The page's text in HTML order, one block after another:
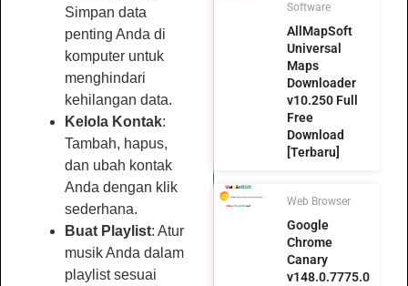
Simpan data
penting Anda di
komputer untuk
menghindari
kehilangan data.
Kelola Kontak:
Tambah, hapus,
dan ubah kontak
Anda dengan klik
sederhana.
Buat Playlist: Atur
musik Anda dalam
playlist sesuai
Software
AllMapSoft
Universal
Maps
Downloader
v10.250 Full
Free
Download
[Terbaru]
Web Browser
Google
Chrome
Canary
v148.0.7775.0